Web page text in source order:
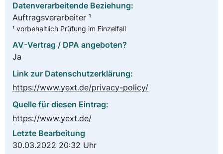
Datenverarbeitende Beziehung:
Auftragsverarbeiter ¹
¹ vorbehaltlich Prüfung im Einzelfall
AV-Vertrag / DPA angeboten?
Ja
Link zur Datenschutzerklärung:
https://www.yext.de/privacy-policy/
Quelle für diesen Eintrag:
https://www.yext.de/
Letzte Bearbeitung
30.03.2022 20:32 Uhr